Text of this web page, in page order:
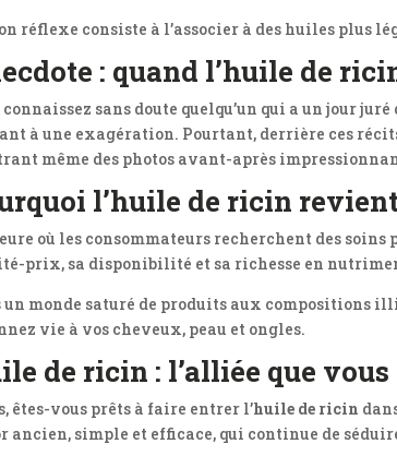
réflexe consiste à l’associer à des huiles
: quand l’huile de
connaissez sans doute quelqu’un qui a un jour
à une exagération. Pourtant, derrière ces
même des photos avant-après
l’huile de ricin
où les consommateurs recherchent des
prix, sa disponibilité et sa richesse en
un monde saturé de produits aux compositions
vie à vos cheveux, peau et ongles.
de ricin : l’alliée que
êtes-vous prêts à faire entrer l’huile de ricin
ancien, simple et efficace, qui continue de